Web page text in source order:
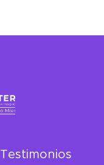
Testimonios